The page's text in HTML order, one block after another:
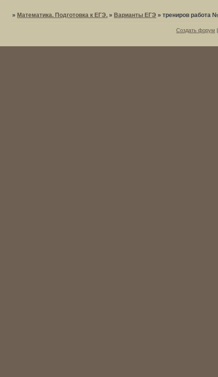
»Математика. Подготовка к ЕГЭ. »Варианты ЕГЭ »трениров работа
Создать форум